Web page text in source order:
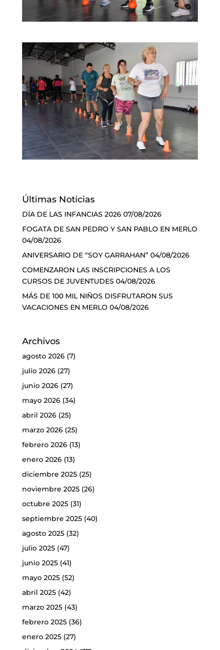
Últimas Noticias
DÍA DE LAS INFANCIAS 2026 07/08/2026
FOGATA DE SAN PEDRO Y SAN PABLO EN MERLO
04/08/2026
ANIVERSARIO DE “SOY GARRAHAN” 04/08/2026
COMENZARON LAS INSCRIPCIONES A LOS
CURSOS DE JUVENTUDES 04/08/2026
MÁS DE 100 MIL NIÑOS DISFRUTARON SUS
VACACIONES EN MERLO 04/08/2026
Archivos
agosto 2026(7)
julio 2026(27)
junio 2026(27)
mayo 2026(34)
abril 2026(25)
marzo 2026(25)
febrero 2026(13)
enero 2026(13)
diciembre 2025(25)
noviembre 2025(26)
octubre 2025(31)
septiembre 2025(40)
agosto 2025(32)
julio 2025(47)
junio 2025(41)
mayo 2025(52)
abril 2025(42)
marzo 2025(43)
febrero 2025(36)
enero 2025(27)